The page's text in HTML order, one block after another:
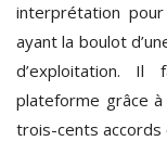
interprétation
ayant la boulot
d’exploitation. Il
plateforme grâce à
trois-cents accords